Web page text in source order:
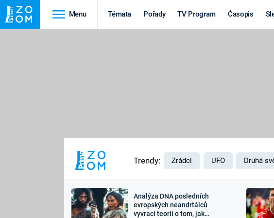
Menu Témata Pořady TV Program Časopis
Výročí
Trendy: Zrádci UFO Druhá
Analýza DNA posledních
evropských neandrtálců
vyvrací teorii o tom, jak